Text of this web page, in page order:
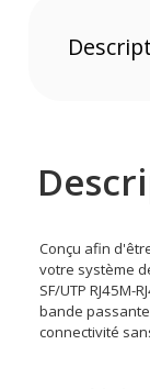
Conçu afin
votre système
SF/UTP
bande
connectivité